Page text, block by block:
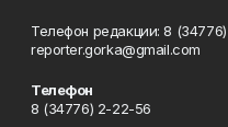
Телефон редакции: 8
reporter.gorka@gmail.com
Телефон
8 (34776) 2-22-56